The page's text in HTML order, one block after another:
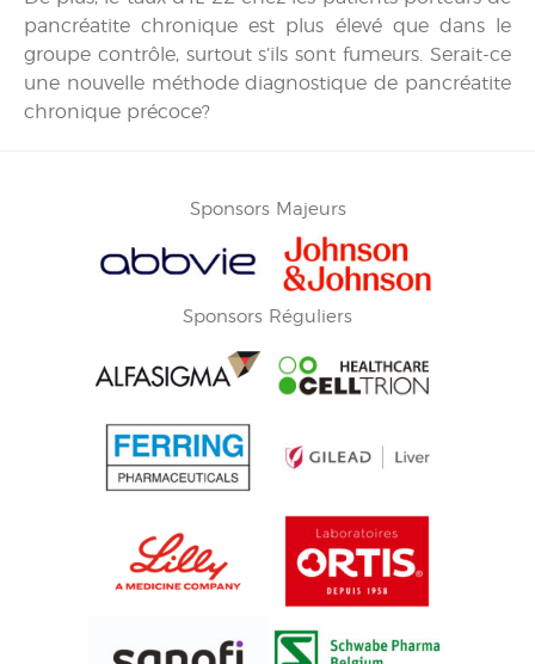
pancréatite chronique est plus élevé que dans le
groupe contrôle, surtout s’ils sont fumeurs. Serait-ce
une nouvelle méthode diagnostique de pancréatite
chronique précoce?
Sponsors Majeurs
Sponsors Réguliers